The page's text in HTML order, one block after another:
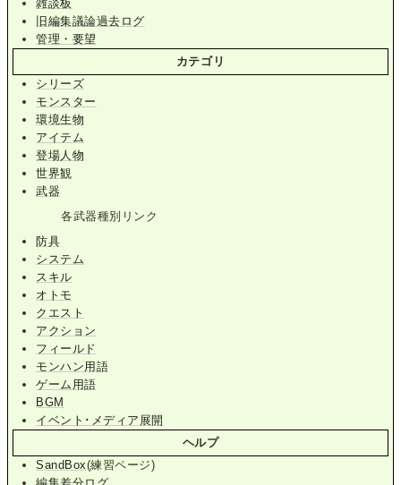
雑談板
旧編集議論過去ログ
管理・要望
カテゴリ
シリーズ
モンスター
環境生物
アイテム
登場人物
世界観
武器
各武器種別リンク
防具
システム
スキル
オトモ
クエスト
アクション
フィールド
モンハン用語
ゲーム用語
BGM
イベント･メディア展開
ヘルプ
SandBox(練習ページ)